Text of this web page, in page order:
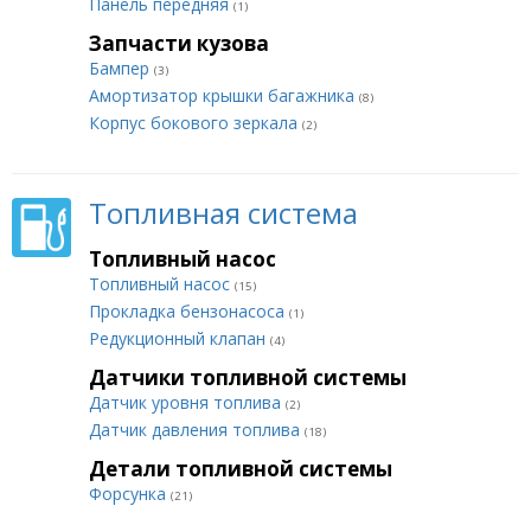
(1)
Запчасти кузова
Бампер (3)
Амортизатор крышки багажника (8)
Корпус бокового зеркала (2)
Топливная система
Топливный насос
Топливный насос (15)
Прокладка бензонасоса (1)
Редукционный клапан (4)
Датчики топливной системы
Датчик уровня топлива (2)
Датчик давления топлива (18)
Детали топливной системы
Форсунка (21)